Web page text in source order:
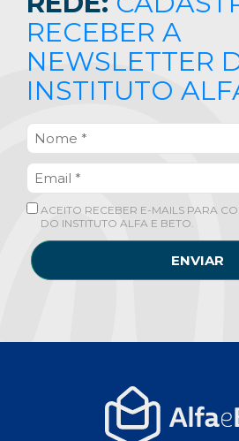
RECEBER A
NEWSLETTER
INSTITUTO
ACEITO RECEBER E-MAILS PARA
DO INSTITUTO ALFA E BETO.
ENVIAR